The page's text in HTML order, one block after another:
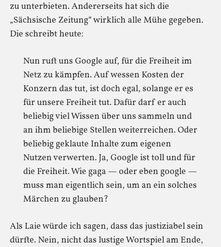
zu unterbieten. Andererseits hat sich die
„Sächsische Zeitung“ wirklich alle Mühe gegeben.
Die schreibt heute:
Nun ruft uns Google auf, für die Freiheit im
Netz zu kämpfen. Auf wessen Kosten der
Konzern das tut, ist doch egal, solange er es
für unsere Freiheit tut. Dafür darf er auch
beliebig viel Wissen über uns sammeln und
an ihm beliebige Stellen weiterreichen. Oder
beliebig geklaute Inhalte zum eigenen
Nutzen verwerten. Ja, Google ist toll und für
die Freiheit. Wie gaga — oder eben google —
muss man eigentlich sein, um an ein solches
Märchen zu glauben?
Als Laie würde ich sagen, dass das justiziabel sein
dürfte. Nein, nicht das lustige Wortspiel am Ende,